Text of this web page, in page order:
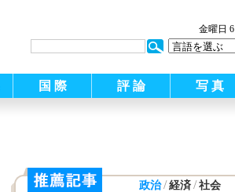
金曜日 6
国 際 評 論 写 真
政治 / 経済 / 社会